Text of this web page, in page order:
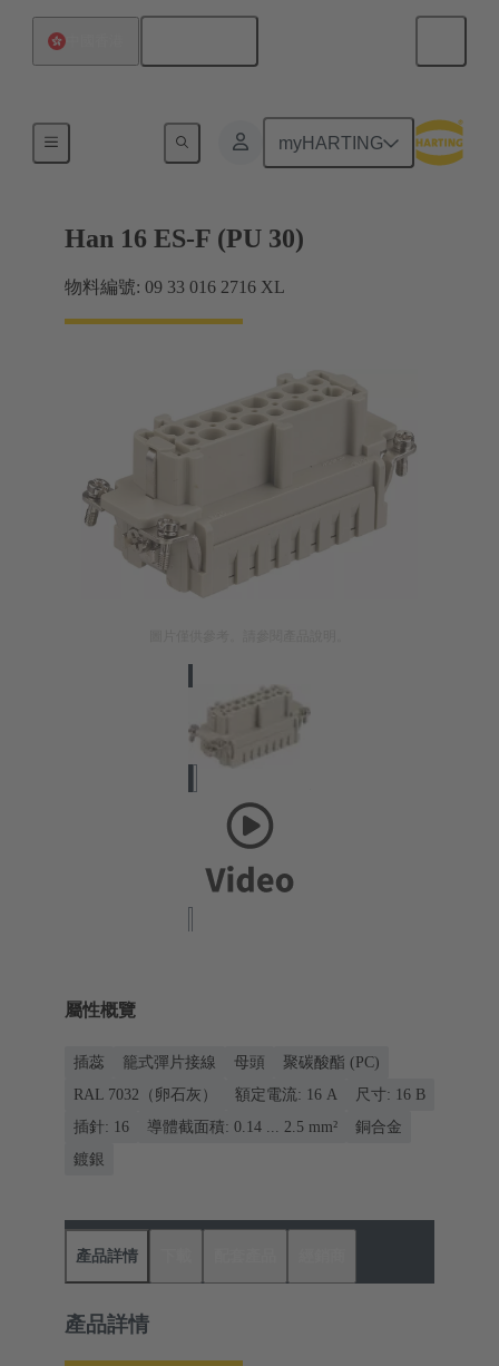
myHARTING
電流高達 16 A
Han 16 ES-F (PU 30)
物料編號: 09 33 016 2716 XL
屬性概覽
插蕊 籠式彈片接線 母頭
聚碳酸酯 (PC)
RAL 7032（卵石灰）
額定電流: ‌16 A
尺寸: 16 B
插針: 16
導體截面積: 0.14 ... 2.5 mm²
銅合金
鍍銀
產品詳情
產品詳情